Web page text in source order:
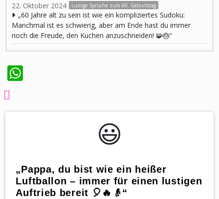
22. Oktober 2024 Lustige Sprüche zum 60. Geburtstag
„60 Jahre alt zu sein ist wie ein kompliziertes Sudoku:
Manchmal ist es schwierig, aber am Ende hast du immer
noch die Freude, den Kuchen anzuschneiden! 🧩🎂“
😃️
„Pappa, du bist wie ein heißer
Luftballon – immer für einen lustigen
Auftrieb bereit 🎈🔥👴“